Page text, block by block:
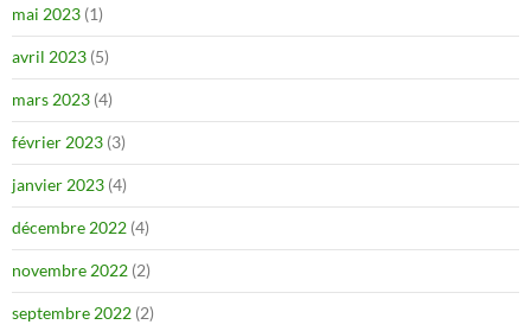
mai 2023 (1)
avril 2023 (5)
mars 2023 (4)
février 2023 (3)
janvier 2023 (4)
décembre 2022 (4)
novembre 2022 (2)
septembre 2022 (2)